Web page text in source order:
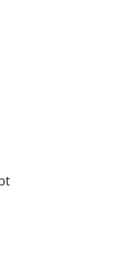
Cafés und
einen Tag mit
bevor Sie zur
Naturliebhaber
schönen
spannenden
Und wenn Sie an
auch
wie
ist.